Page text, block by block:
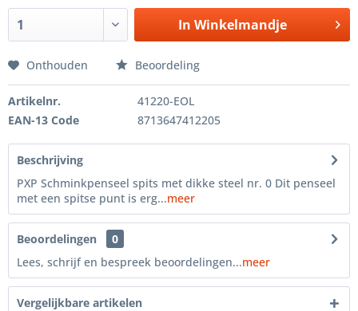
In Winkelmandje
Onthouden Beoordeling
Artikelnr.
41220-EOL
EAN-13 Code
8713647412205
Beschrijving
PXP Schminkpenseel spits met dikke steel nr. 0 Dit penseel
met een spitse punt is erg...meer
Beoordelingen
0
Lees, schrijf en bespreek beoordelingen...meer
Vergelijkbare artikelen